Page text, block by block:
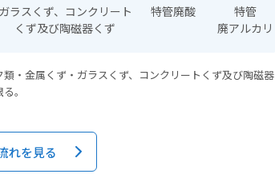
ガラスくず、コンクリート
くず及び陶磁器くず
特管廃酸
特管
廃アルカリ
・金属くず・ガラスくず、コンクリートくず及び陶磁器
。
れを見る